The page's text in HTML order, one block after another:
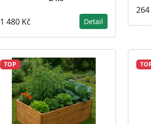
1 480 Kč Detail
264
TOP